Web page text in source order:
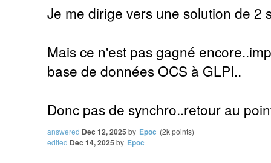
Je me dirige vers une solution de 2
Mais ce n'est pas gagné
base de données OCS à GLPI..
Donc pas de synchro..retour au
answered Dec 12, 2025 by Epoc (2kpoints)
edited Dec 14, 2025 by Epoc